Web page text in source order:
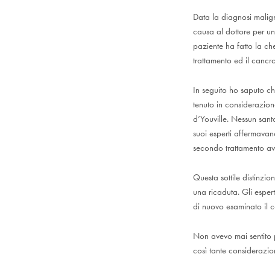
Data la diagnosi
causa al dottore per
paziente ha fatto la
trattamento ed il
In seguito ho saputo
tenuto in
d’Youville. Nessun
suoi esperti
secondo trattamento
Questa sottile
una ricaduta. Gli
di nuovo esaminato il
Non avevo mai
così tante